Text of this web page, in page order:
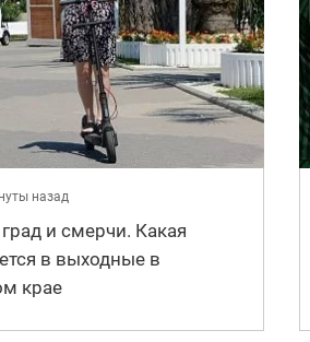
назад
и смерчи. Какая
в выходные в
крае